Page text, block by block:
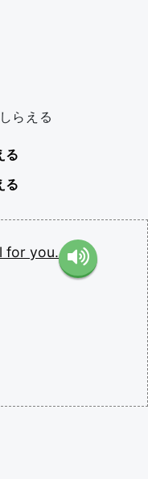
らえる
る
る
for you.